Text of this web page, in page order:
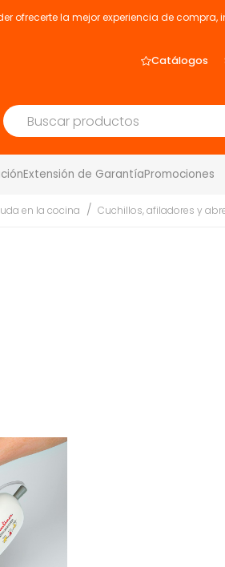
ofrecerte la mejor experiencia de
Catálogos
Extensión de GarantíaPromociones
en la cocina Cuchillos, afiladores y